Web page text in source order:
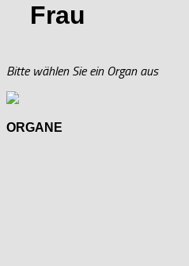
Frau
Bitte wählen Sie ein Organ aus
ORGANE